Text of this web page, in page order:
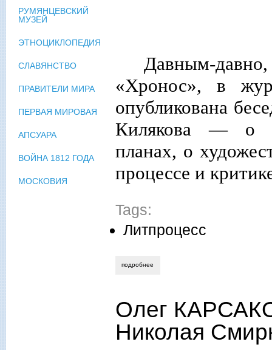
Давным-
«Хронос», в
опубликована
Килякова — о
планах, о
процессе и
Tags:
Литпроцесс
подробнее
Олег
Николая
РУМЯНЦЕВСКИЙ
МУЗЕЙ
ЭТНОЦИКЛОПЕДИЯ
СЛАВЯНСТВО
ПРАВИТЕЛИ МИРА
ПЕРВАЯ МИРОВАЯ
АПСУАРА
ВОЙНА 1812 ГОДА
МОСКОВИЯ